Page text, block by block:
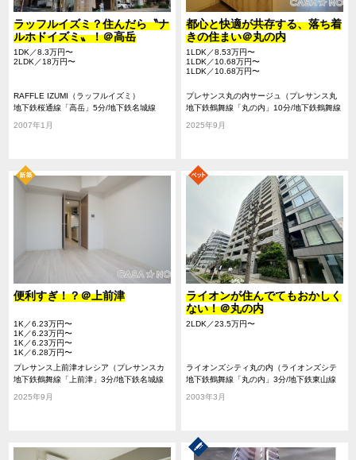
ラッフルイズミ？住んだら〝ナ
ルホドイズミ〟！＠高岳
1DK／8.3万円〜
2LDK／18万円〜
RAFFLE IZUMI（ラッフルイズミ）
地下鉄桜通線「高岳」5分/地下鉄名城線
2007年1月
都心と快適が共存する、落ち着
きの住まい＠丸の内
1LDK／8.53万円〜
1LDK／10.68万円〜
1LDK／10.68万円〜
プレサンス丸の内サージュ（プレサンス丸
の内サージュ）
地下鉄鶴舞線「丸の内」10分/地下鉄鶴舞線
ー」12分
2025年9月
便利すぎ！？＠上前津
1K／6.23万円〜
1K／6.23万円〜
1K／6.23万円〜
1K／6.28万円〜
プレサンス上前津オレシア（プレサンスカ
ミマエヅオレシア）
地下鉄鶴舞線「上前津」3分/地下鉄名城線
「上前津」3分
2025年9月
ライオンが住んでてもおかしく
ない！＠丸の内
2LDK／23.5万円〜
ライオンズシティ丸の内（ライオンズシテ
ィマルノウチ）
地下鉄鶴舞線「丸の内」3分/地下鉄東山線
「伏見」9分/地下鉄桜通線「久屋大通」10
2003年3月